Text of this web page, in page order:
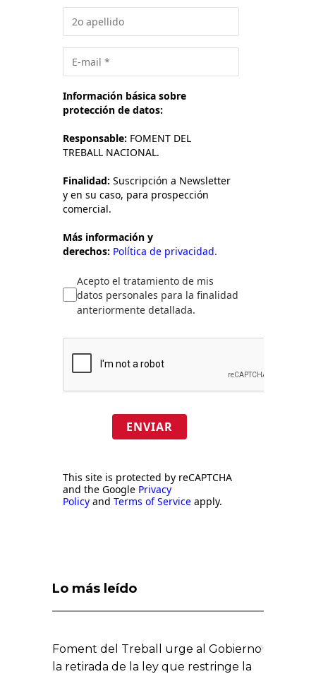
Información básica sobre
protección de datos:
Responsable: FOMENT DEL
TREBALL NACIONAL.
Finalidad: Suscripción a Newsletter
y en su caso, para prospección
comercial.
Más información y
derechos: Política de privacidad.
Acepto el tratamiento de mis
datos personales para la finalidad
anteriormente detallada.
ENVIAR
This site is protected by reCAPTCHA
and the Google Privacy
Policy and Terms of Service apply.
Lo más leído
Foment del Treball urge al Gobierno
la retirada de la ley que restringe la